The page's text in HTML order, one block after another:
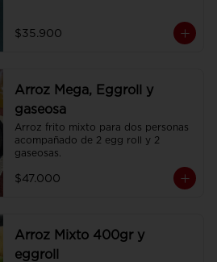
$35.900
Arroz Mega, Eggroll y
gaseosa
Arroz frito mixto para dos personas
acompañado de 2 egg roll y 2
gaseosas.
$47.000
Arroz Mixto 400gr y
eggroll